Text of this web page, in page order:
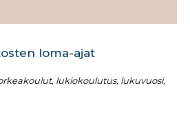
loma-ajat​
lukiokoulutus, lukuvuosi,